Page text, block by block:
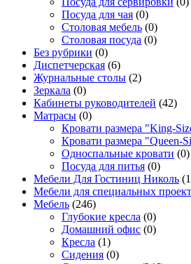
Посуда для чая (0)
Столовая мебель (0)
Столовая посуда (0)
Без рубрики (0)
Диспетчерская (6)
Журнальные столы (2)
Зеркала (0)
Кабинеты руководителей (42)
Матрасы (0)
Кровати размера "King-
Кровати размера "Queen-
Односпальные кровати (0)
Посуда для питья (0)
Мебели Для Гостиниц Николь
Мебели для специальных
Мебель (246)
Глубокие кресла (0)
Домашний офис (0)
Кресла (1)
Сидения (0)